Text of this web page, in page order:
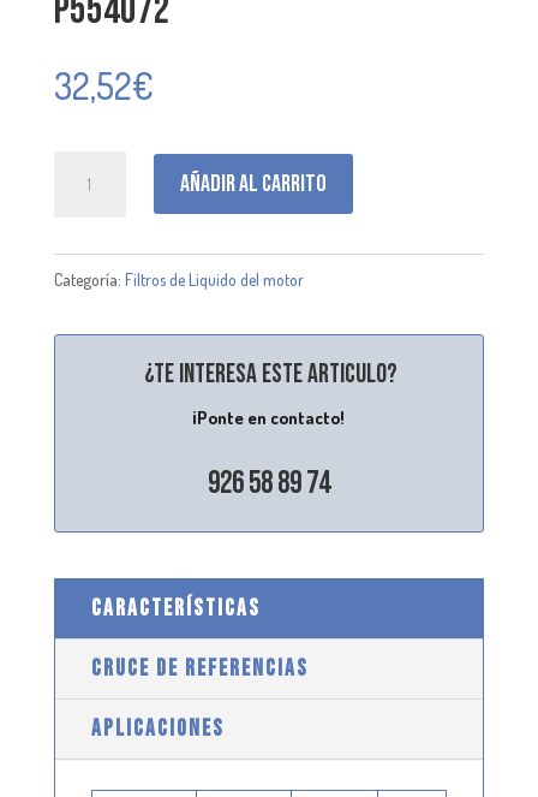
P554072
32,52€
Añadir al carrito
Categoría: Filtros de Liquido del motor
¿Te interesa este articulo?
¡Ponte en contacto!
926 58 89 74
CARACTERÍSTICAS
CRUCE DE REFERENCIAS
APLICACIONES